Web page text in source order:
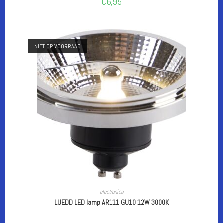
NIET OP VOORRAAD
LEES VERDER
electronica
LUEDD LED lamp AR111 GU10 12W 3000K